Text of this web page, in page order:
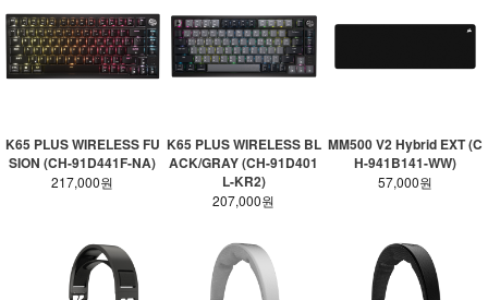
K65 PLUS WIRELESS FU
SION (CH-91D441F-NA)
217,000원
K65 PLUS WIRELESS BL
ACK/GRAY (CH-91D401
L-KR2)
207,000원
MM500 V2 Hybrid EXT (C
H-941B141-WW)
57,000원